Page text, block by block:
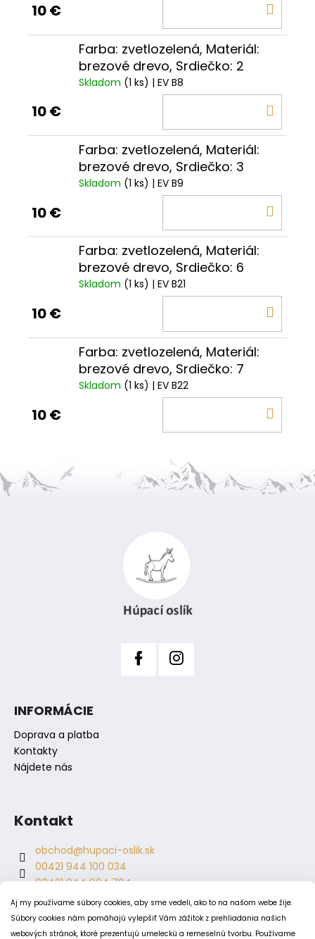
Aj my používame súbory cookies, aby sme vedeli, ako to na našom webe žije.
Súbory cookies nám pomáhajú vylepšiť Vám zážitok z prehliadania našich
webových stránok, ktoré prezentujú umeleckú a remeselnú tvorbu. Používame
10 €
Farba: zvetlozelená, Materiál:
brezové drevo, Srdiečko: 2
Skladom (1 ks) | EV B8
10 €
Farba: zvetlozelená, Materiál:
brezové drevo, Srdiečko: 3
Skladom (1 ks) | EV B9
10 €
Farba: zvetlozelená, Materiál:
brezové drevo, Srdiečko: 6
Skladom (1 ks) | EV B21
10 €
Farba: zvetlozelená, Materiál:
brezové drevo, Srdiečko: 7
Skladom (1 ks) | EV B22
10 €
INFORMÁCIE
Doprava a platba
Kontakty
Nájdete nás
Kontakt
obchod@hupaci-oslik.sk
00421 944 100 034
00421 944 904 704
hupaci.oslik
dagmar.juricova